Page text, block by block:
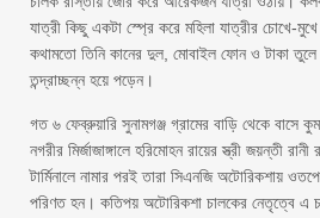
যাত্রী কিছু একটা স্প্রে করে মহিলা যাত্রীর চোখে-
কথামতো তিনি কানের দুল, মোবাইল ফোন ও টাকা তুলে
তন্দ্রাচ্ছন্ন হয়ে পড়েন।
গত ৬ ফেব্রুয়ারি সুনামগঞ্জ গ্রামের বাড়ি থেকে বাসে
নগরীর মির্জাজাঙ্গালে হরিমোহন রায়ের স্ত্রী জয়ন্তী
টার্মিনালে নামার পরই তারা সিএনজি অটোরিকশায়
পরিণত হন। কতিপয় অটোরিকশা চালকের নেতৃত্বে এ